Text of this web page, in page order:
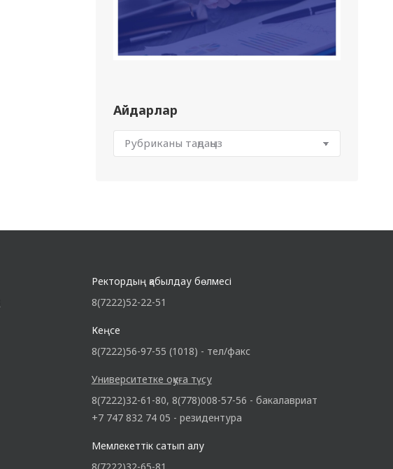
Айдарлар
Ректордың қабылдау бөлмесі
8(7222)52-22-51
Кеңсе
8(7222)56-97-55 (1018) - тел/факс
Университетке оқуға түсу
8(7222)32-61-80, 8(778)008-57-56 - бакалавриат
+7 747 832 74 05 - резидентура
Мемлекеттік сатып алу
8(7222)32-65-81